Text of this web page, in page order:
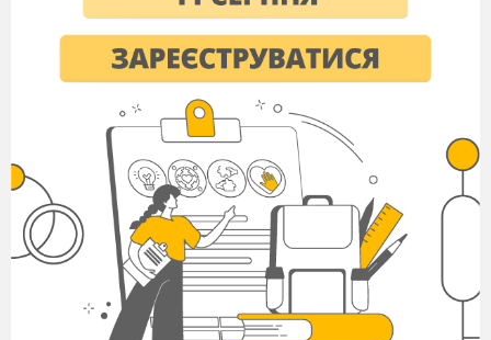
придворних було обов'язковим уміння складати
фігурки. Наприклад: записки складалися у формі
метеликів, квітів, журавликів.
Поступово це мистецтво переноситься в
Європу. Це мистецтво у Франції з'явилось на
естраді як фокус.
Багато видатних людей захоплювались
орігамі:
Леонардо даВінчі, автор «Аліси в країні
чудес» Льюіс Керол, ЛевТолстой
та інші.
Азбуку орігамі створив Акіра Йошизава
після Другої світової війни. Теорія винахідливості
стверджує, що ідеальним є той конструктор, який